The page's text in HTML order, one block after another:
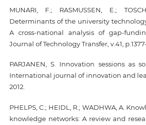
MUNARI, F.; RASMUSSEN, E.;
Determinants of the university
A cross-national analysis of gap-
Journal of Technology Transfer, v.41, p.1377-
PARJANEN, S. Innovation sessions as
International journal of innovation and
2012.
PHELPS, C.; HEIDL, R.; WADHWA, A.
knowledge networks: A review and